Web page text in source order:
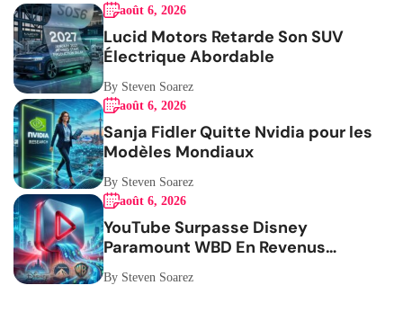
août 6, 2026
Lucid Motors Retarde Son SUV
Électrique Abordable
By Steven Soarez
août 6, 2026
Sanja Fidler Quitte Nvidia pour les
Modèles Mondiaux
By Steven Soarez
août 6, 2026
YouTube Surpasse Disney
Paramount WBD En Revenus
Publicitaires
By Steven Soarez